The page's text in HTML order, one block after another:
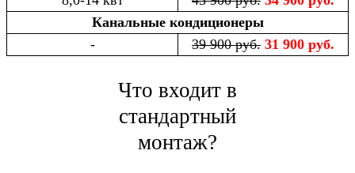
Канальные кондиционеры
-
39 900 руб. 31 900 руб.
Что входит в
стандартный
монтаж?